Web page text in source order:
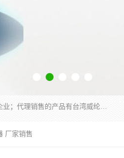
厦门晶鼎自动化科技有限公司是一家具有独立法人资格的高新技术企业；代理销售的产品有台湾威纶触摸屏，魏德米勒全系列，永宏触摸屏,威纶触摸屏,台湾威纶weinview触摸屏,台湾永宏PLC，FATEK,永宏伺服,图儿克总线，施耐德，欧姆龙，西门子，富士变频，K&N蓝系列， BUSSMANN，松下变频器，丹佛斯变频器等。
厂家销售